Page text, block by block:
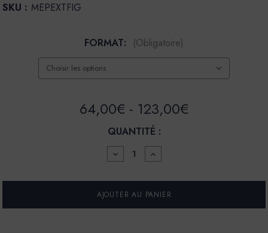
SKU : MEPEXTFIG
FORMAT: (Obligatoire)
64,00€ - 123,00€
QUANTITÉ :
DIMINUER
LA
POUR
PEINTURE
-
AUGMENTER
LA
POUR
PEINTURE
-